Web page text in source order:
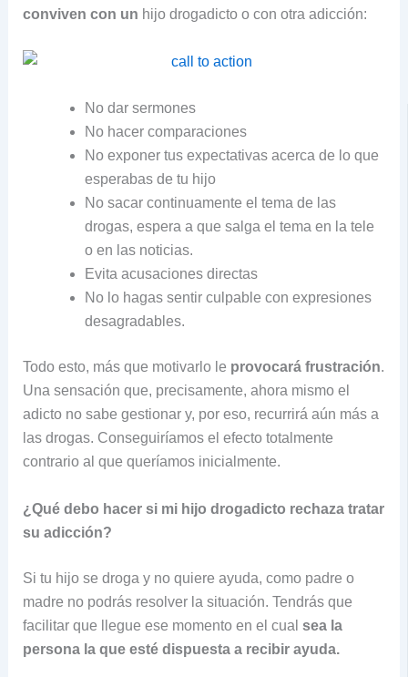
conviven con un hijo drogadicto o con otra adicción:
No dar sermones
No hacer comparaciones
No exponer tus expectativas acerca de lo que
esperabas de tu hijo
No sacar continuamente el tema de las
drogas, espera a que salga el tema en la tele
o en las noticias.
Evita acusaciones directas
No lo hagas sentir culpable con expresiones
desagradables.
Todo esto, más que motivarlo le provocará frustración.
Una sensación que, precisamente, ahora mismo el
adicto no sabe gestionar y, por eso, recurrirá aún más a
las drogas. Conseguiríamos el efecto totalmente
contrario al que queríamos inicialmente.
¿Qué debo hacer si mi hijo drogadicto rechaza tratar
su adicción?
Si tu hijo se droga y no quiere ayuda, como padre o
madre no podrás resolver la situación. Tendrás que
facilitar que llegue ese momento en el cual sea la
persona la que esté dispuesta a recibir ayuda.